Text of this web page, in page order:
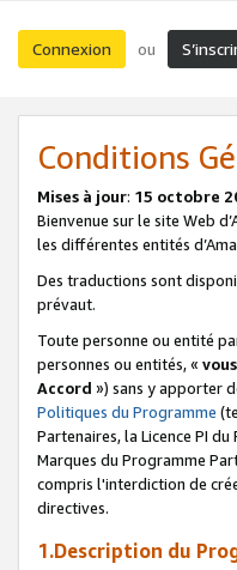
Connexion ou
Conditions
Mises à jour: 15 octobre
Bienvenue sur le site Web
les différentes entités
Des traductions sont
prévaut.
Toute personne ou entité
personnes ou entités, « vous
Accord ») sans y apporter
Politiques du Programme
Partenaires, la Licence PI
Marques du Programme
compris l'interdiction de
directives.
1.Description du